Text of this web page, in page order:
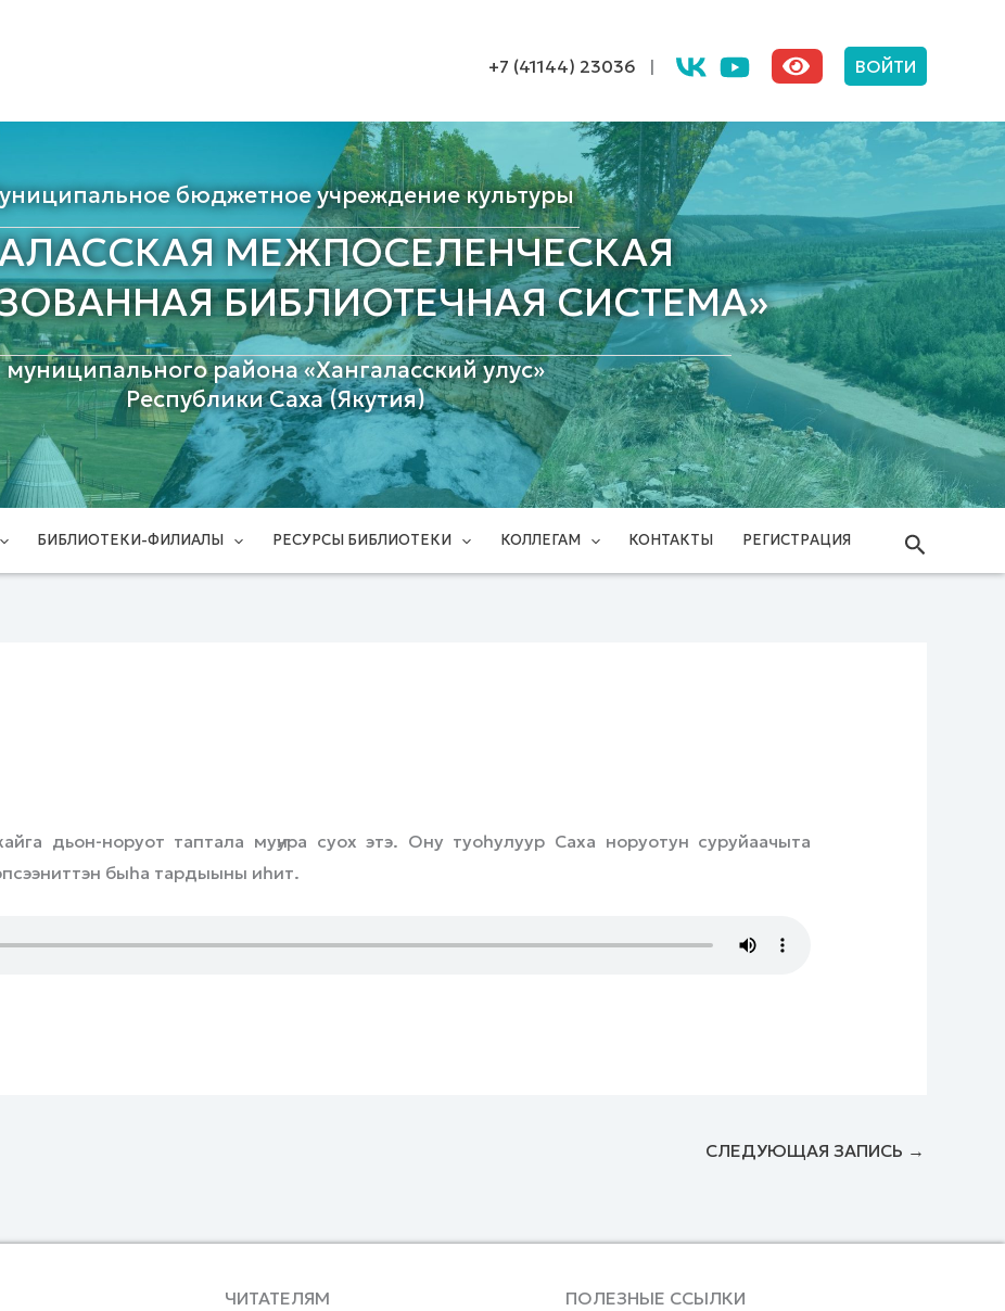
+7 (41144) 23036 | ВОЙТИ
бюджетное учреждение культуры
МЕЖПОСЕЛЕНЧЕСКАЯ
БИБЛИОТЕЧНАЯ СИСТЕМА»
муниципального района «Хангаласский улус»
Республики Саха (Якутия)
БИБЛИОТЕКИ-ФИЛИАЛЫ РЕСУРСЫ БИБЛИОТЕКИ КОЛЛЕГАМ КОНТАКТЫ РЕГИСТРАЦИЯ Поиск
дьон-норуот таптала муҥура суох этэ. Ону туоһулуур Саха норуотун суруйаачыта
быһа тардыыны иһит.
СЛЕДУЮЩАЯ ЗАПИСЬ →
ЧИТАТЕЛЯМ ПОЛЕЗНЫЕ ССЫЛКИ